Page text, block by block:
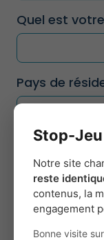
Quel est
Pays de
J'accepte
réponses,
de la
ainsi que
de recherche :
Stop-
Notre site
reste
contenus, la
engagement
Bonne visite